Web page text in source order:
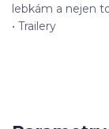
lebkám a nejen
• Trailery